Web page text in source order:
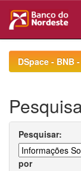
navigationDSpace - BNB
Pesquisar:
por